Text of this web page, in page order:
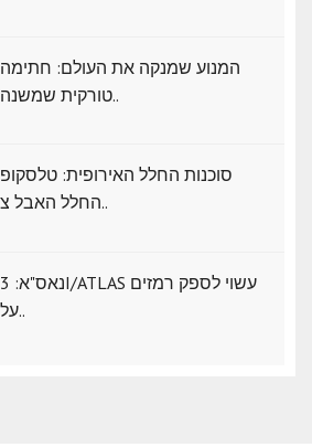
המנוע שמנקה את העולם: חתימה
טורקית שמשנה..
סוכנות החלל האירופית: טלסקופ
החלל האבל צ..
נאס"א: ‏3I/ATLAS עשוי לספק רמזים
על..